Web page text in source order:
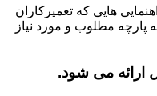
هایی که تعمیرکاران
پارچه مطلوب و مورد نیاز
می شود.